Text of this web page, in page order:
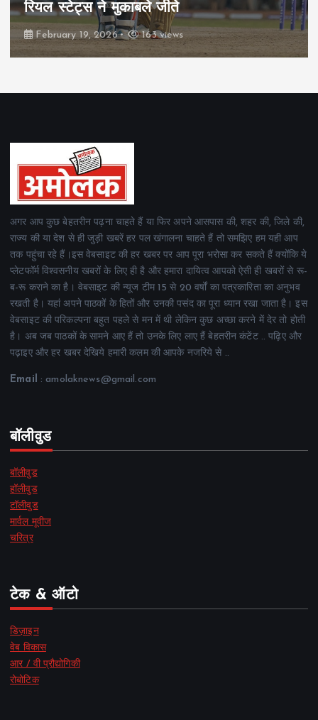
रियल स्टेट्स ने मुकाबले जीते
February 19, 2026 163 views
अगर आप कुछ बेहतरीन पढ़ना चाहते हैं या फिर अपने आसपास की, शहर की, जिले की,
राज्य की या देश से ही जुड़ी खबरें हर पल खंगालना चाहते हैं तो समझिए हम यही आप
तक पहुंचा रहे हैं।इस वेबसाइट की हर खबर पर आप पूरा भरोसा कर सकते हैं क्योंकि ये
प्लेटफॉर्म विश्वसनीय खबरों के लिए ही है और हमारा दायित्व आपको ऐसी ही खबरों से रू-
ब-रू कराने का है। वेबसाइट की न्यूज टीम 15 से 20 वर्षों का पत्रकारिता का अनुभव
रखती है। यहां अपने पाठकों के हितों और उनकी पसंद का पूरा ध्यान रखा जाता है। इस
वेबसाइट की परिकल्पना बहुत पहले से मन में थी लेकिन कुछ अच्छा करने में देर तो होती
है। अब जब पाठकों के सामने आए हैं तो उनके लिए लाए हैं बेहतरीन कंटेंट .. पढ़िए और
पढ़ाइए और हर खबर देखिये हमारी कलम की आपके नजरिये से ..
Email : amolaknews@gmail.com
बॉलीवुड
बॉलीवुड
हॉलीवुड
टॉलीवुड
मार्वल मूवीज
चरित्र
टेक & ऑटो
डिज़ाइन
वेब विकास
आर / वी प्रौद्योगिकी
रोबोटिक